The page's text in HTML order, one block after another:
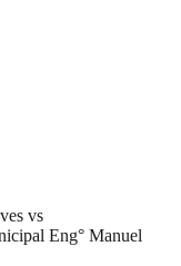
vs
Eng° Manuel